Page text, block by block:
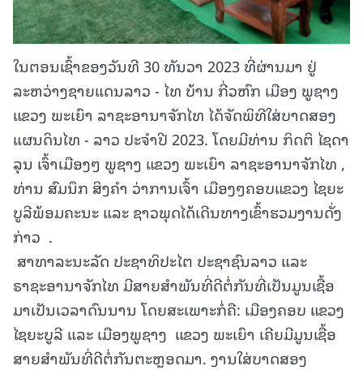
ໃນຕອນເຊົ້າຂອງວັນທີ 30 ທັນວາ 2023 ທີ່ຜ່ານມາ ຢູ່
ລະຫວ່າງຊາຍແດນລາວ - ໄທ ບ້ານ ກີ່ວຫົກ ເມືອງ ພູຊາງ
ແຂວງ ພະເຍົາ ລາຊະອານາຈັກໄທ ໄດ້ຈັດພິທີໃສ່ບາດສອງ
ແຜນດິນໄທ - ລາວ ປະຈຳປີ 2023. ໂດຍມີທ່ານ ກິດຕິ ໄຊດາ
ລຸນ ເຈົ້າເມືອງໆ ພູຊາງ ແຂວງ ພະເຍົາ ລາຊະອານາຈັກໄທ ,
ທ່ານ ສົມນຶກ ສິງຄຳ ວ່າການເຈົ້າ ເມືອງໆຄອບແຂວງ ໄຊຍະ
ບູລີພ້ອມຄະນະ ແລະ ຊາວພຸດໄດ້ເດີນທາງເຂົ້າຮວມງານດັ່ງ
ກ່າວ .
ສາທາລະນະລັດ ປະຊາທິປະໄຕ ປະຊາຊົນລາວ ແລະ
ຣາຊະອານາຈັກໄທ ມີສາຍສໍາພັນທີ່ດີຕໍ່ກັນທີ່ເປັນມູນເຊື້ອ
ມາເປັນເວລາດົນນານ ໂດຍສະເພາະກໍ່ຄື: ເມືອງຄອບ ແຂວງ
ໄຊຍະບູລີ ແລະ ເມືອງພູຊາງ ແຂວງ ພະເຍົາ ເຄີຍມີມູນເຊື້ອ
ສາຍສໍາພັນທີ່ດີຕໍ່ກັນຕະຫຼອດມາ. ງານໃສ່ບາດສອງ